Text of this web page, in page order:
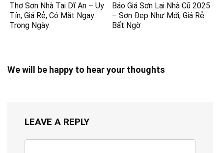
Thợ Sơn Nhà Tại Dĩ An – Uy
Tín, Giá Rẻ, Có Mặt Ngay
Trong Ngày
Báo Giá Sơn Lại Nhà Cũ 2025
– Sơn Đẹp Như Mới, Giá Rẻ
Bất Ngờ
We will be happy to hear your thoughts
LEAVE A REPLY